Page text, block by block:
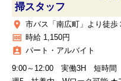
掃スタッフ
place 市バス「南広町」より徒歩
money 時給 1,150円
assignment_ind パート・アルバイト
9:00～12:00 実働3H 短時